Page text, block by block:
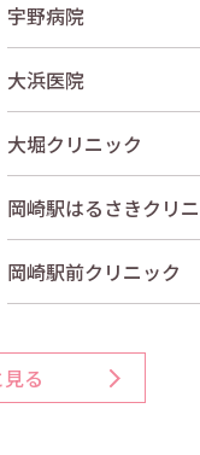
宇野病院
大浜医院
大堀クリニック
岡崎駅はるさきクリ
岡崎駅前クリニック
る